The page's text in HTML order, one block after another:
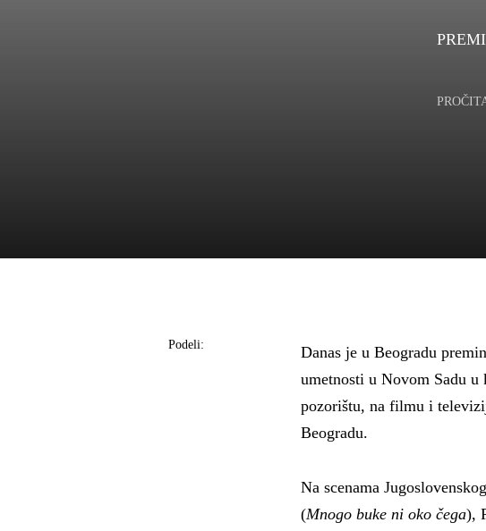
Podeli: Danas je u Beogradu
umetnosti u Novom Sadu
pozorištu, na filmu i
Beogradu.
Na scenama
(Mnogo buke ni oko čega),